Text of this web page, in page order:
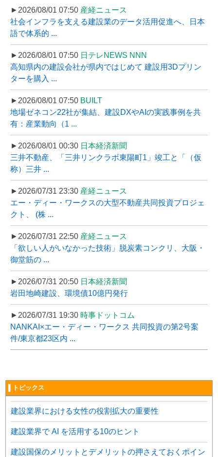
►2026/08/01 07:50 産経ニュース
社会インフラを支える建設業のデータ活用促進へ、日本
語で体系的 ...
►2026/08/01 07:50 日テレNEWS NNN
高知県内の建設会社が県内ではじめて 建設用3Dプリン
ターを購入 ...
►2026/08/01 07:50 BUILT
地場ゼネコン22社が集結、建設DXやAIの実践事例を共
有：産業動向（1 ...
►2026/08/01 00:30 日本経済新聞
三井不動産、「三井リンクラボ東陽町1」竣工と「（仮
称）三井 ...
►2026/07/31 23:30 産経ニュース
エー・ディー・ワークスの大型不動産共同投資プロジェ
クト、 (株 ...
►2026/07/31 22:50 産経ニュース
「欲しい人がいなかった技術」脱炭素コンクリ、大阪・
御堂筋の ...
►2026/07/31 20:50 日本経済新聞
岩田地崎建設、環境債10億円発行
►2026/07/31 19:30 時事ドットコム
NANKAI×エー・ディー・ワークス 共同投資の第2号案
件/東京都23区内 ...
▌トピックス
建設業界における女性の役割拡大の重要性
建設業界で AI を活用する10のヒント
建設国保のメリットとデメリットの押さえておくポイン